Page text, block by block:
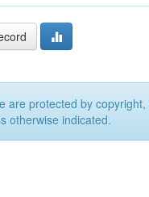
are protected by
otherwise indicated.